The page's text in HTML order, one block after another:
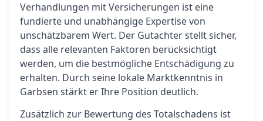
Verhandlungen mit Versicherungen ist eine
fundierte und unabhängige Expertise von
unschätzbarem Wert. Der Gutachter stellt sicher,
dass alle relevanten Faktoren berücksichtigt
werden, um die bestmögliche Entschädigung zu
erhalten. Durch seine lokale Marktkenntnis in
Garbsen stärkt er Ihre Position deutlich.
Zusätzlich zur Bewertung des Totalschadens ist